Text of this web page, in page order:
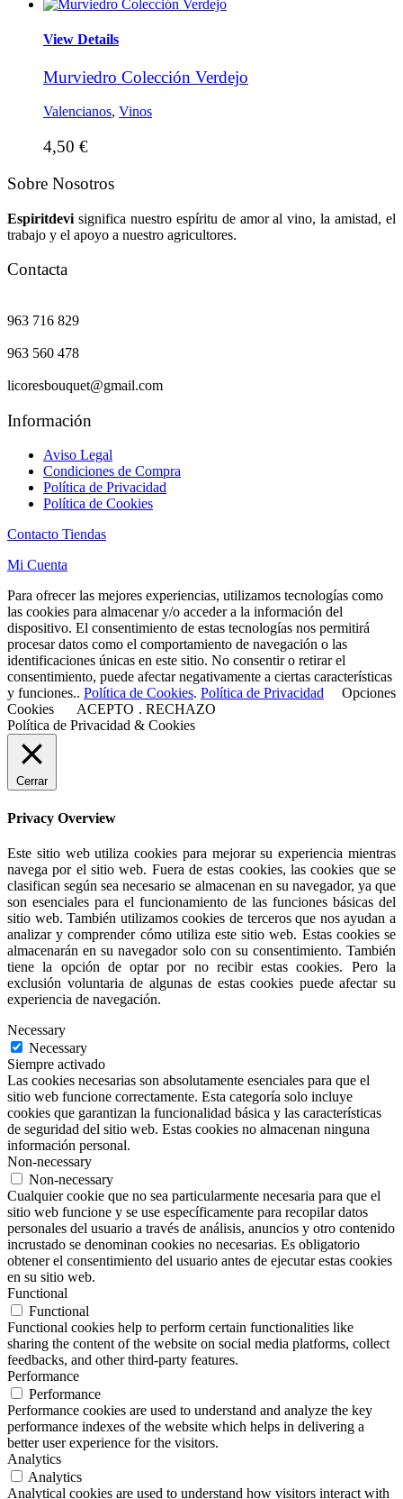
View Details
Murviedro Colección Verdejo
Valencianos, Vinos
4,50 €
Sobre Nosotros
Espiritdevi significa nuestro espíritu de amor al vino, la amistad, el
trabajo y el apoyo a nuestro agricultores.
Contacta
963 716 829
963 560 478
licoresbouquet@gmail.com
Información
Aviso Legal
Condiciones de Compra
Política de Privacidad
Política de Cookies
Contacto Tiendas
Mi Cuenta
Para ofrecer las mejores experiencias, utilizamos tecnologías como
las cookies para almacenar y/o acceder a la información del
dispositivo. El consentimiento de estas tecnologías nos permitirá
procesar datos como el comportamiento de navegación o las
identificaciones únicas en este sitio. No consentir o retirar el
consentimiento, puede afectar negativamente a ciertas características
y funciones.. Política de Cookies. Política de Privacidad
Opciones
Cookies
ACEPTO . RECHAZO
Política de Privacidad & Cookies
Cerrar
Privacy Overview
Este sitio web utiliza cookies para mejorar su experiencia mientras
navega por el sitio web. Fuera de estas cookies, las cookies que se
clasifican según sea necesario se almacenan en su navegador, ya que
son esenciales para el funcionamiento de las funciones básicas del
sitio web. También utilizamos cookies de terceros que nos ayudan a
analizar y comprender cómo utiliza este sitio web. Estas cookies se
almacenarán en su navegador solo con su consentimiento. También
tiene la opción de optar por no recibir estas cookies. Pero la
exclusión voluntaria de algunas de estas cookies puede afectar su
experiencia de navegación.
Necessary
Necessary
Siempre activado
Las cookies necesarias son absolutamente esenciales para que el
sitio web funcione correctamente. Esta categoría solo incluye
cookies que garantizan la funcionalidad básica y las características
de seguridad del sitio web. Estas cookies no almacenan ninguna
información personal.
Non-necessary
Non-necessary
Cualquier cookie que no sea particularmente necesaria para que el
sitio web funcione y se use específicamente para recopilar datos
personales del usuario a través de análisis, anuncios y otro contenido
incrustado se denominan cookies no necesarias. Es obligatorio
obtener el consentimiento del usuario antes de ejecutar estas cookies
en su sitio web.
Functional
Functional
Functional cookies help to perform certain functionalities like
sharing the content of the website on social media platforms, collect
feedbacks, and other third-party features.
Performance
Performance
Performance cookies are used to understand and analyze the key
performance indexes of the website which helps in delivering a
better user experience for the visitors.
Analytics
Analytics
Analytical cookies are used to understand how visitors interact with